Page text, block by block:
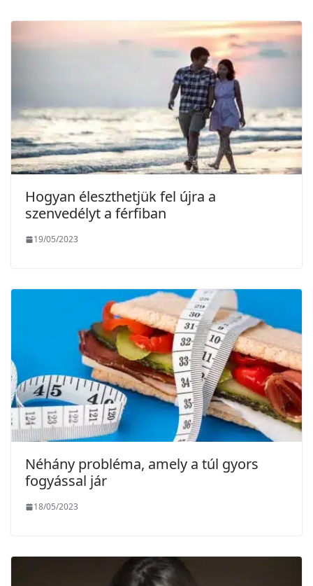
Hogyan éleszthetjük fel újra a
szenvedélyt a férfiban
19/05/2023
Néhány probléma, amely a túl gyors
fogyással jár
18/05/2023